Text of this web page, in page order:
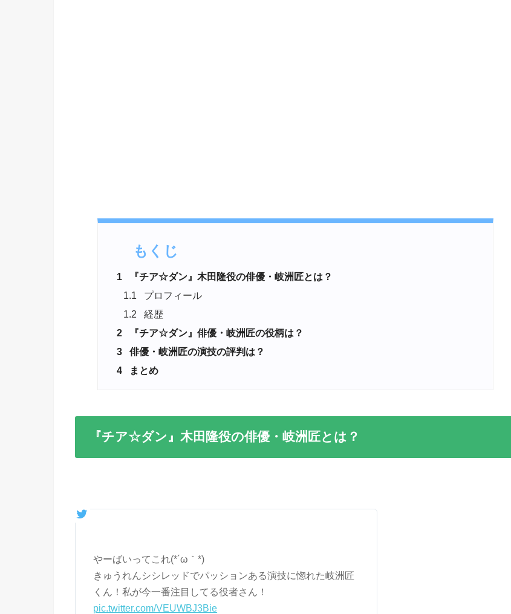
もくじ
1
『チア☆ダン』木田隆役の俳優・岐洲匠とは？
1.1
プロフィール
1.2
経歴
2
『チア☆ダン』俳優・岐洲匠の役柄は？
3
俳優・岐洲匠の演技の評判は？
4
まとめ
『チア☆ダン』木田隆役の俳優・岐洲匠とは？
やーばいってこれ(*´ω｀*)
きゅうれんシシレッドでパッションある演技に惚れた岐洲匠
くん！私が今一番注目してる役者さん！
pic.twitter.com/VEUWBJ3Bie